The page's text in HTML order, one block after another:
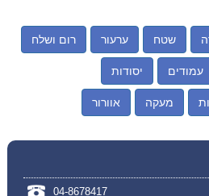
שטח ערעור רום ושלח
עמודים יסודות
מעקה אוורור
04-8678417